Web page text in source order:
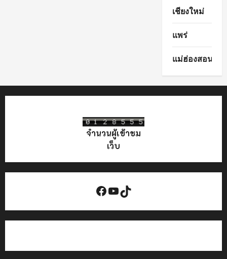
เชียงใหม่
แพร่
แม่ฮ่องสอน
จำนวนผู้เข้าชม
เว็บ
Facebook
YouTube
TikTok